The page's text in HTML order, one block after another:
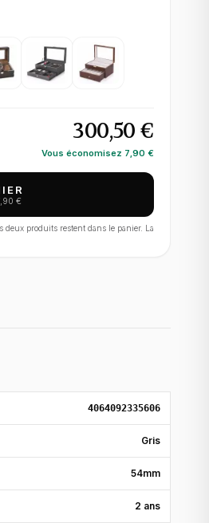
300,50 €
Vous économisez 7,90 €
€
produits restent dans le panier. La
4064092335606
Gris
54mm
2 ans